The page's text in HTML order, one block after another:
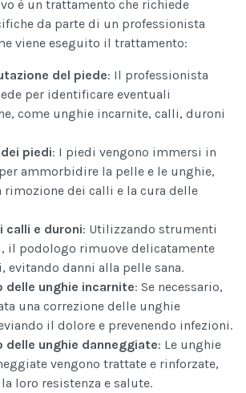
è un trattamento che richiede
da parte di un professionista
viene eseguito il trattamento:
del piede: Il professionista
per identificare eventuali
come unghie incarnite, calli, duroni
piedi: I piedi vengono immersi in
ammorbidire la pelle e le unghie,
dei calli e la cura delle
calli e duroni: Utilizzando strumenti
il podologo rimuove delicatamente
evitando danni alla pelle sana.
unghie incarnite: Se necessario,
una correzione delle unghie
il dolore e prevenendo infezioni.
unghie danneggiate: Le unghie
vengono trattate e rinforzate,
loro resistenza e salute.